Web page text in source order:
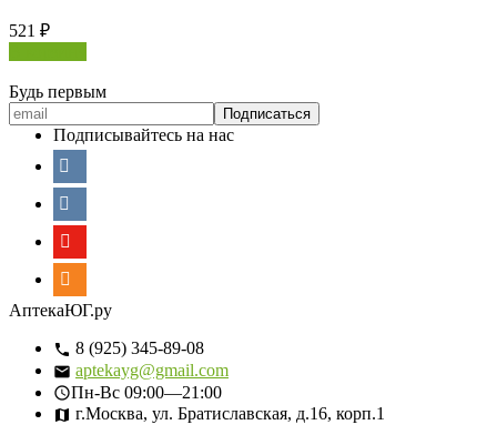
521 ₽
Будь первым
Подписывайтесь на нас
АптекаЮГ.ру
8 (925) 345-89-08
aptekayg@gmail.com
Пн-Вс 09:00—21:00
г.Москва, ул. Братиславская, д.16, корп.1